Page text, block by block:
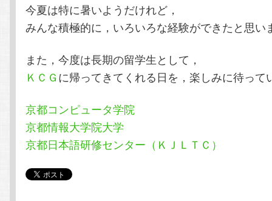
へ
移
動
移
動
今夏は特に暑いようだけれど，
みんな積極的に，いろいろな経験ができたと思い
また，今度は長期の留学生として，
ＫＣＧに帰ってきてくれる日を，楽しみに待って
京都コンピュータ学院
京都情報大学院大学
京都日本語研修センター（ＫＪＬＴＣ）